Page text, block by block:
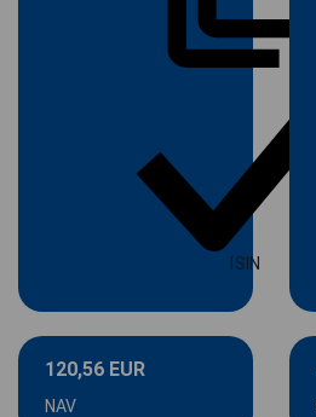
ISIN
120,56 EUR
NAV